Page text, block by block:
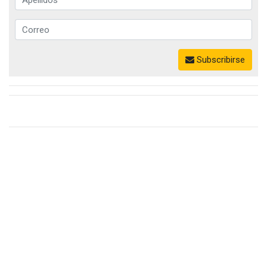
Subscribirse